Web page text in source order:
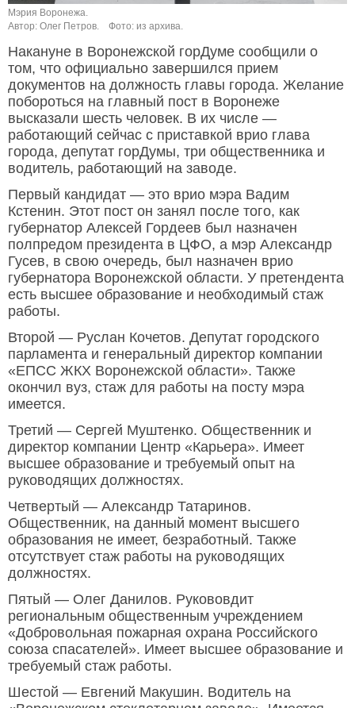
Мэрия Воронежа.
Автор: Олег Петров.
Фото: из архива.
Накануне в Воронежской горДуме сообщили о
том, что официально завершился прием
документов на должность главы города. Желание
побороться на главный пост в Воронеже
высказали шесть человек. В их числе —
работающий сейчас с приставкой врио глава
города, депутат горДумы, три общественника и
водитель, работающий на заводе.
Первый кандидат — это врио мэра Вадим
Кстенин. Этот пост он занял после того, как
губернатор Алексей Гордеев был назначен
полпредом президента в ЦФО, а мэр Александр
Гусев, в свою очередь, был назначен врио
губернатора Воронежской области. У претендента
есть высшее образование и необходимый стаж
работы.
Второй — Руслан Кочетов. Депутат городского
парламента и генеральный директор компании
«ЕПСС ЖКХ Воронежской области». Также
окончил вуз, стаж для работы на посту мэра
имеется.
Третий — Сергей Муштенко. Общественник и
директор компании Центр «Карьера». Имеет
высшее образование и требуемый опыт на
руководящих должностях.
Четвертый — Александр Татаринов.
Общественник, на данный момент высшего
образования не имеет, безработный. Также
отсутствует стаж работы на руководящих
должностях.
Пятый — Олег Данилов. Рукововдит
региональным общественным учреждением
«Добровольная пожарная охрана Российского
союза спасателей». Имеет высшее образование и
требуемый стаж работы.
Шестой — Евгений Макушин. Водитель на